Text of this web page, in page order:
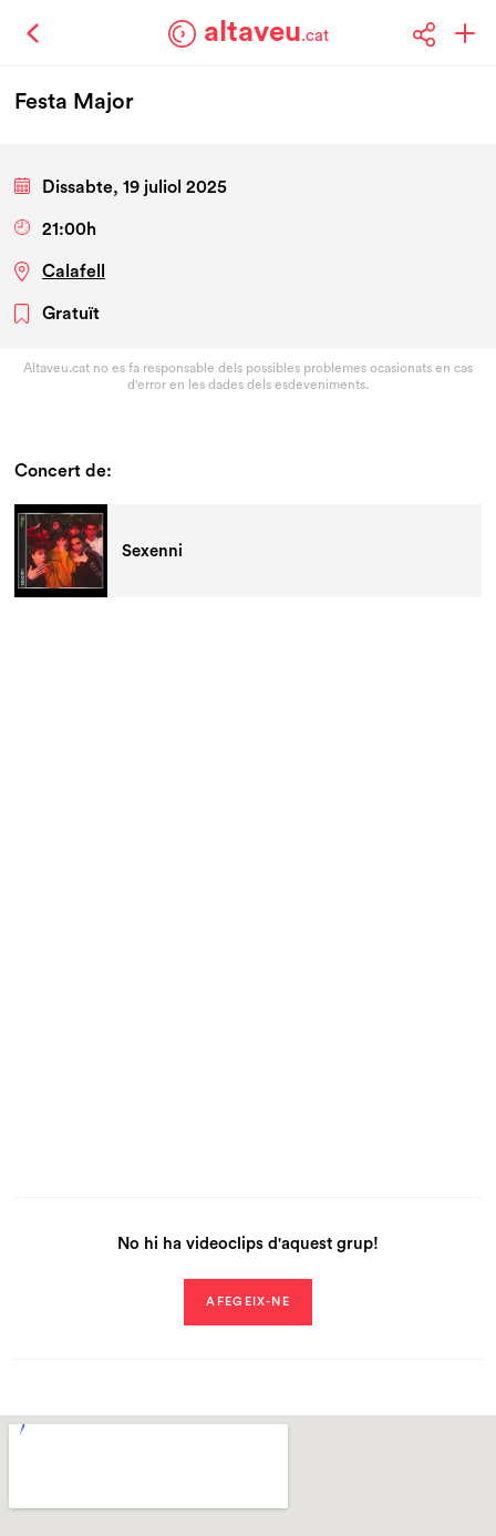
altaveu.cat
Festa Major
Dissabte, 19 juliol 2025
21:00h
Calafell
Gratuït
Altaveu.cat no es fa responsable dels possibles problemes ocasionats en cas
d'error en les dades dels esdeveniments.
Concert de:
Sexenni
No hi ha videoclips d'aquest grup!
AFEGEIX-NE